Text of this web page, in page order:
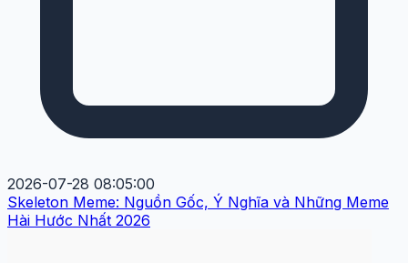
2026-07-28 08:05:00
Skeleton Meme: Nguồn Gốc, Ý Nghĩa và Những Meme
Hài Hước Nhất 2026